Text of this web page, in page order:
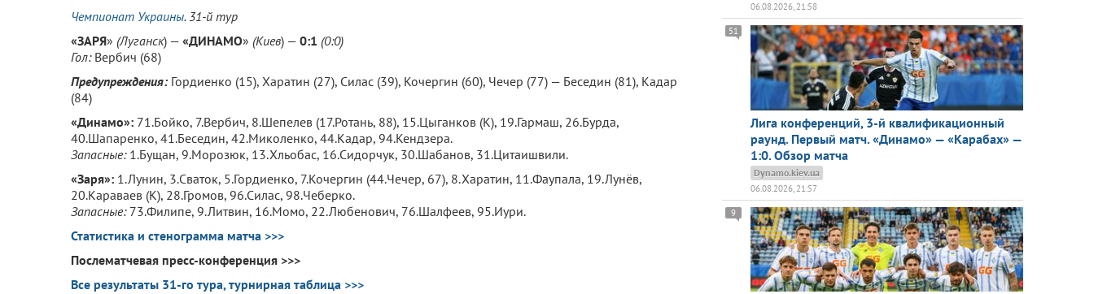
Чемпионат Украины. 31-й тур
«ЗАРЯ» (Луганск) — «ДИНАМО» (Киев) — 0:1 (0:0)
Гол:Вербич (68)
Предупреждения: Гордиенко (15), Харатин (27), Силас (39), Кочергин (60), Чечер (77) — Беседин (81), Кадар
(84)
«Динамо»: 71.Бойко, 7.Вербич, 8.Шепелев (17.Ротань, 88), 15.Цыганков (К), 19.Гармаш, 26.Бурда,
40.Шапаренко, 41.Беседин, 42.Миколенко, 44.Кадар, 94.Кендзера.
Запасные:1.Бущан, 9.Морозюк, 13.Хльобас, 16.Сидорчук, 30.Шабанов, 31.Цитаишвили.
«Заря»: 1.Лунин, 3.Сваток, 5.Гордиенко, 7.Кочергин (44.Чечер, 67), 8.Харатин, 11.Фаупала, 19.Лунёв,
20.Караваев (К), 28.Громов, 96.Силас, 98.Чеберко.
Запасные:73.Филипе, 9.Литвин, 16.Момо, 22.Любенович, 76.Шалфеев, 95.Иури.
Статистика и стенограмма матча >>>
Послематчевая пресс-конференция >>>
Все результаты 31-го тура, турнирная таблица >>>
06.08.2026, 21:58
Лига конференций, 3-й квалификационный
раунд. Первый матч. «Динамо» — «Карабах» —
1:0. Обзор матча
51
Dynamo.kiev.ua
06.08.2026, 21:57
9